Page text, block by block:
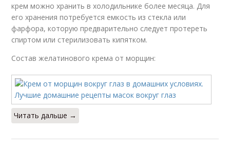
крем можно хранить в холодильнике более месяца. Для
его хранения потребуется емкость из стекла или
фарфора, которую предварительно следует протереть
спиртом или стерилизовать кипятком.
Состав желатинового крема от морщин:
Читать дальше →